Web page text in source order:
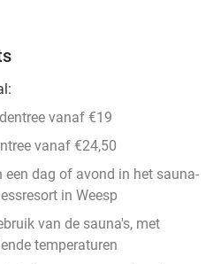
vanaf €19
vanaf €24,50
een dag of avond in het sauna-
in Weesp
van de sauna's, met
temperaturen